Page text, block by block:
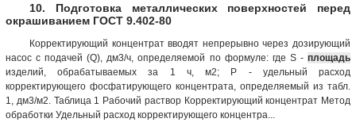
10. Подготовка металлических поверхностей перед
окрашиванием ГОСТ 9.402-80
Корректирующий концентрат вводят непрерывно через дозирующий
насос с подачей (Q), дм3/ч, определяемой по формуле: где S - площадь
изделий, обрабатываемых за 1 ч, м2; Р - удельный расход
корректирующего фосфатирующего концентрата, определяемый из табл.
1, дм3/м2. Таблица 1 Рабочий раствор Корректирующий концентрат Метод
обработки Удельный расход корректирующего концентра...